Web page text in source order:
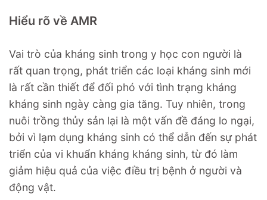
Hiểu rõ về AMR
Vai trò của kháng sinh trong y học con người là
rất quan trọng, phát triển các loại kháng sinh mới
là rất cần thiết để đối phó với tình trạng kháng
kháng sinh ngày càng gia tăng. Tuy nhiên, trong
nuôi trồng thủy sản lại là một vấn đề đáng lo ngại,
bởi vì lạm dụng kháng sinh có thể dẫn đến sự phát
triển của vi khuẩn kháng kháng sinh, từ đó làm
giảm hiệu quả của việc điều trị bệnh ở người và
động vật.